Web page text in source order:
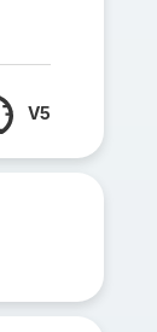
V5